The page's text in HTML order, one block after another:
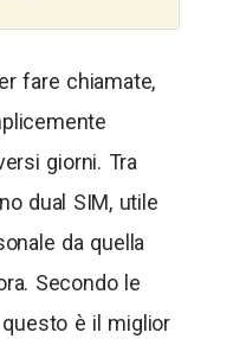
fare chiamate,
giorni. Tra
dual SIM, utile
da quella
Secondo le
è il miglior